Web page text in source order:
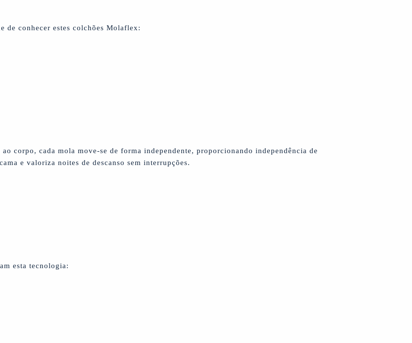
de conhecer estes colchões Molaflex:
corpo, cada mola move-se de forma independente, proporcionando independência de
e valoriza noites de descanso sem interrupções.
esta tecnologia: